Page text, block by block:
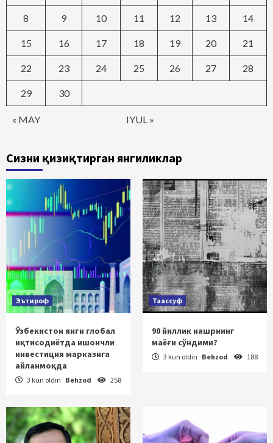
« MAY IYUL »
8 9 10 11 12 13 14
15 16 17 18 19 20 21
22 23 24 25 26 27 28
29 30
Сизни қизиқтирган янгиликлар
Эътироф
Ўзбекистон янги глобал
иқтисодиётда ишончли
инвестиция марказига
айланмоқда
3 kun oldin Behzod 258
Таассуф
90 йиллик нашрнинг
маёғи сўндими?
3 kun oldin Behzod 188